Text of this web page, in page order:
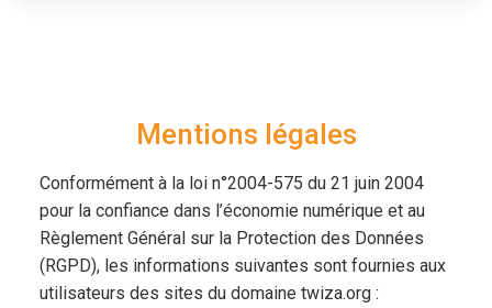
Mentions légales
Conformément à la loi n°2004-575 du 21 juin 2004
pour la confiance dans l’économie numérique et au
Règlement Général sur la Protection des Données
(RGPD), les informations suivantes sont fournies aux
utilisateurs des sites du domaine twiza.org :